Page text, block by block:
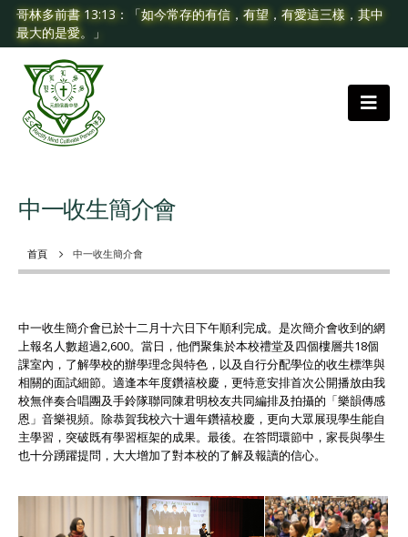
哥林多前書 13:13：「如今常存的有信，有望，有愛這三樣，其中
最大的是愛。」
首頁 中一收生簡介會
中一收生簡介會
中一收生簡介會已於十二月十六日下午順利完成。是次簡介會收到的網
上報名人數超過2,600。當日，他們聚集於本校禮堂及四個樓層共18個
課室內，了解學校的辦學理念與特色，以及自行分配學位的收生標準與
相關的面試細節。適逢本年度鑽禧校慶，更特意安排首次公開播放由我
校無伴奏合唱團及手鈴隊聯同陳君明校友共同編排及拍攝的「樂韻傳感
恩」音樂視頻。除恭賀我校六十週年鑽禧校慶，更向大眾展現學生能自
主學習，突破既有學習框架的成果。最後。在答問環節中，家長與學生
也十分踴躍提問，大大增加了對本校的了解及報讀的信心。